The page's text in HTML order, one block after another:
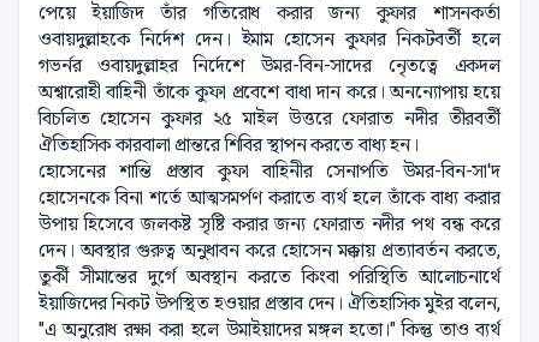
পেয়ে ইয়াজিদ তাঁর গতিরোধ করার জন্য কুফার শাসনকর্তা
ওবায়দুল্লাহকে নির্দেশ দেন। ইমাম হোসেন কুফার নিকটবর্তী হলে
গভর্নর ওবায়দুল্লাহর নির্দেশে উমর-বিন-সাদের নৃেতত্বে একদল
অশ্বারোহী বাহিনী তাঁকে কুফা প্রবেশে বাধা দান করে। অনন্যোপায় হয়ে
বিচলিত হোসেন কুফার ২৫ মাইল উত্তরে ফোরাত নদীর তীরবর্তী
ঐতিহাসিক কারবালা প্রান্তরে শিবির স্থাপন করতে বাধ্য হন।
হোসেনের শান্তি প্রস্তাব কুফা বাহিনীর সেনাপতি উমর-বিন-সা'দ
হোসেনকে বিনা শর্তে আত্মসমর্পণ করাতে ব্যর্থ হলে তাঁকে বাধ্য করার
উপায় হিসেবে জলকষ্ট সৃষ্টি করার জন্য ফোরাত নদীর পথ বন্ধ করে
দেন। অবস্থার গুরুত্ব অনুধাবন করে হোসেন মক্কায় প্রত্যাবর্তন করতে,
তুর্কী সীমান্তের দুর্গে অবস্থান করতে কিংবা পরিস্থিতি আলোচনার্থে
ইয়াজিদের নিকট উপস্থিত হওয়ার প্রস্তাব দেন। ঐতিহাসিক মুইর বলেন,
"এ অনুরোধ রক্ষা করা হলে উমাইয়াদের মঙ্গল হতো।" কিন্তু তাও ব্যর্থ